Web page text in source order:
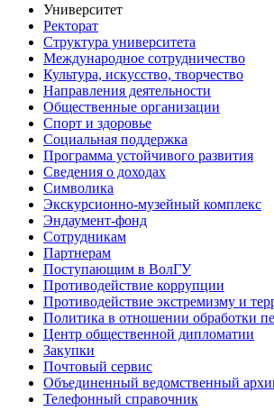
Университет
Ректорат
Структура университета
Международное сотрудничество
Культура, искусство, творчество
Направления деятельности
Общественные организации
Спорт и здоровье
Социальная поддержка
Программа устойчивого развития
Сведения о доходах
Символика
Экскурсионно-музейный комплекс
Эндаумент-фонд
Сотрудникам
Партнерам
Поступающим в ВолГУ
Противодействие коррупции
Противодействие экстремизму и
Политика в отношении обработки
Центр общественной дипломатии
Закупки
Почтовый сервис
Объединенный ведомственный
Телефонный справочник